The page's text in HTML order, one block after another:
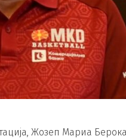
Жозеп Мариа